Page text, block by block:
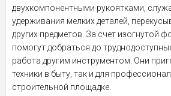
двухкомпонентными рукоятками,
удерживания мелких деталей,
других предметов. За счет изогнутой
помогут добраться до
работа другим инструментом. Они
техники в быту, так и для
строительной площадке.